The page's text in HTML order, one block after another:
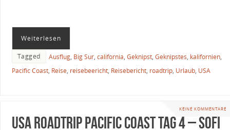
Weiterlesen
Tagged Ausflug, Big Sur, california, Geknipst, Geknipstes, kalifornien,
Pacific Coast, Reise, reisebeericht, Reisebericht, roadtrip, Urlaub, USA
KEINE KOMMENTARE
USA Roadtrip Pacific Coast Tag 4 – SoFi